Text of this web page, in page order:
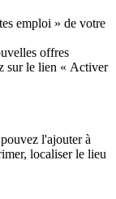
emploi » de votre
offres
sur le lien « Activer
l'ajouter à
localiser le lieu